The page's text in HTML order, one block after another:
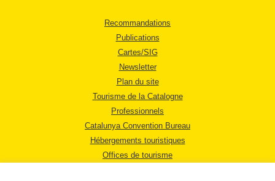
Recommandations
Publications
Cartes/SIG
Newsletter
Plan du site
Tourisme de la Catalogne
Professionnels
Catalunya Convention Bureau
Hébergements touristiques
Offices de tourisme